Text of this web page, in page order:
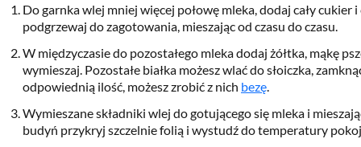
Do garnka wlej mniej więcej połowę mleka, dodaj cały cukier
podgrzewaj do zagotowania, mieszając od czasu do czasu.
W międzyczasie do pozostałego mleka dodaj żółtka, mąkę
wymieszaj. Pozostałe białka możesz wlać do słoiczka,
odpowiednią ilość, możesz zrobić z nich bezę
Wymieszane składniki wlej do gotującego się mleka i
budyń przykryj szczelnie folią i wystudź do temperatury